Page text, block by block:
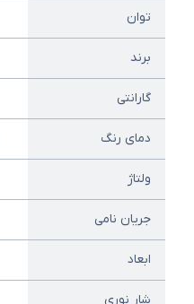
توان
برند
گارانتی
دمای رنگ
ولتاژ
جریان نامی
ابعاد
شار نوری